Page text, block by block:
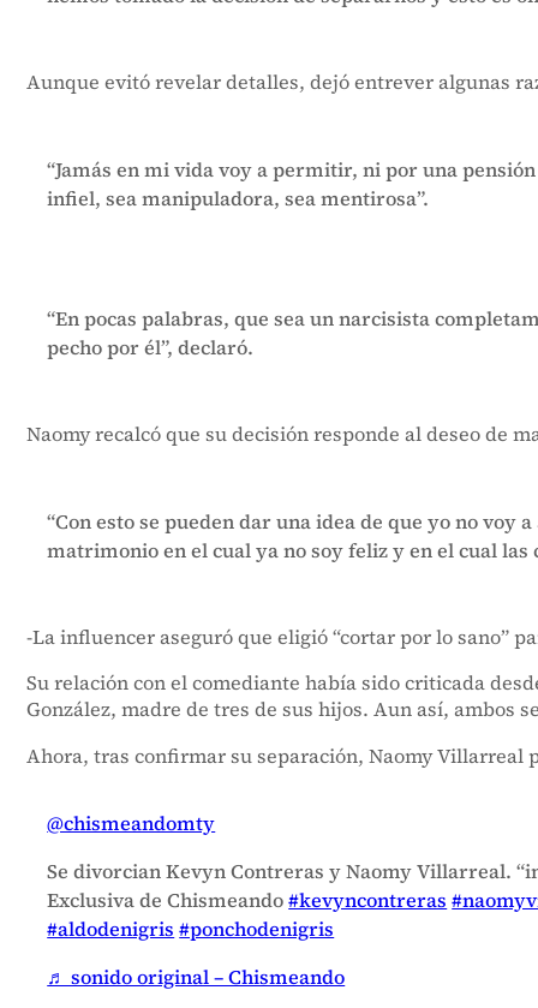
Aunque evitó revelar detalles, dejó entrever algunas
“Jamás en mi vida voy a permitir, ni por una
infiel, sea manipuladora, sea mentirosa”.
“En pocas palabras, que sea un narcisista
pecho por él”, declaró.
Naomy recalcó que su decisión responde al deseo de
“Con esto se pueden dar una idea de que yo no
matrimonio en el cual ya no soy feliz y en el cual
-La influencer aseguró que eligió “cortar por lo sano”
Su relación con el comediante había sido criticada
González, madre de tres de sus hijos. Aun así, ambos
Ahora, tras confirmar su separación, Naomy Villarreal
@chismeandomty
Se divorcian Kevyn Contreras y Naomy Villarreal.
Exclusiva de Chismeando#kevyncontreras
#aldodenigris #ponchodenigris
♬ sonido original – Chismeando